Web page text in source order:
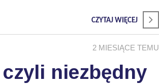
CZYTAJ WIĘCEJ
2 MIESIĄCE TEMU
niezbędny